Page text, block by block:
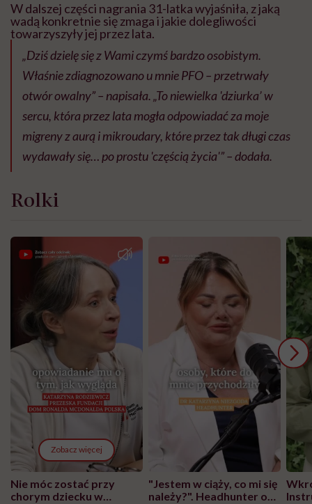
W dalszej części nagrania 31-latka wyjaśniła, z jaką
wadą konkretnie się zmaga i jakie dolegliwości
towarzyszyły jej przez lata.
„Dziś dzielę się z Wami czymś bardzo osobistym.
Właśnie zdiagnozowano u mnie PFO – przetrwały
otwór owalny” – napisała. „To niewielka 'dziurka’ w
sercu, która przez lata mogła odpowiadać za moje
migreny z aurą i mikroudary, które przez tak długi czas
wydawały się… po prostu 'częścią życia'” – dodała.
Rolki
Zobacz więcej
Nie móc zostać przy
chorym dziecku w
"Jestem w ciąży, co mi się
należy?". Headhunter o